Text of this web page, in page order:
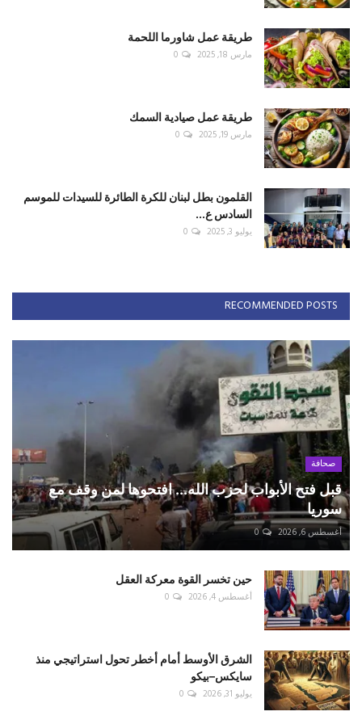
طريقة عمل شاورما اللحمة
مارس 18, 2025 0
طريقة عمل صيادية السمك
مارس 19, 2025 0
القلمون بطل لبنان للكرة الطائرة للسيدات للموسم
السادس ع...
يوليو 3, 2025 0
RECOMMENDED POSTS
صحافة
قبل فتح الأبواب لحزب الله... افتحوها لمن وقف مع
سوريا
أغسطس 6, 2026 0
حين تخسر القوة معركة العقل
أغسطس 4, 2026 0
الشرق الأوسط أمام أخطر تحول استراتيجي منذ
سايكس–بيكو
يوليو 31, 2026 0